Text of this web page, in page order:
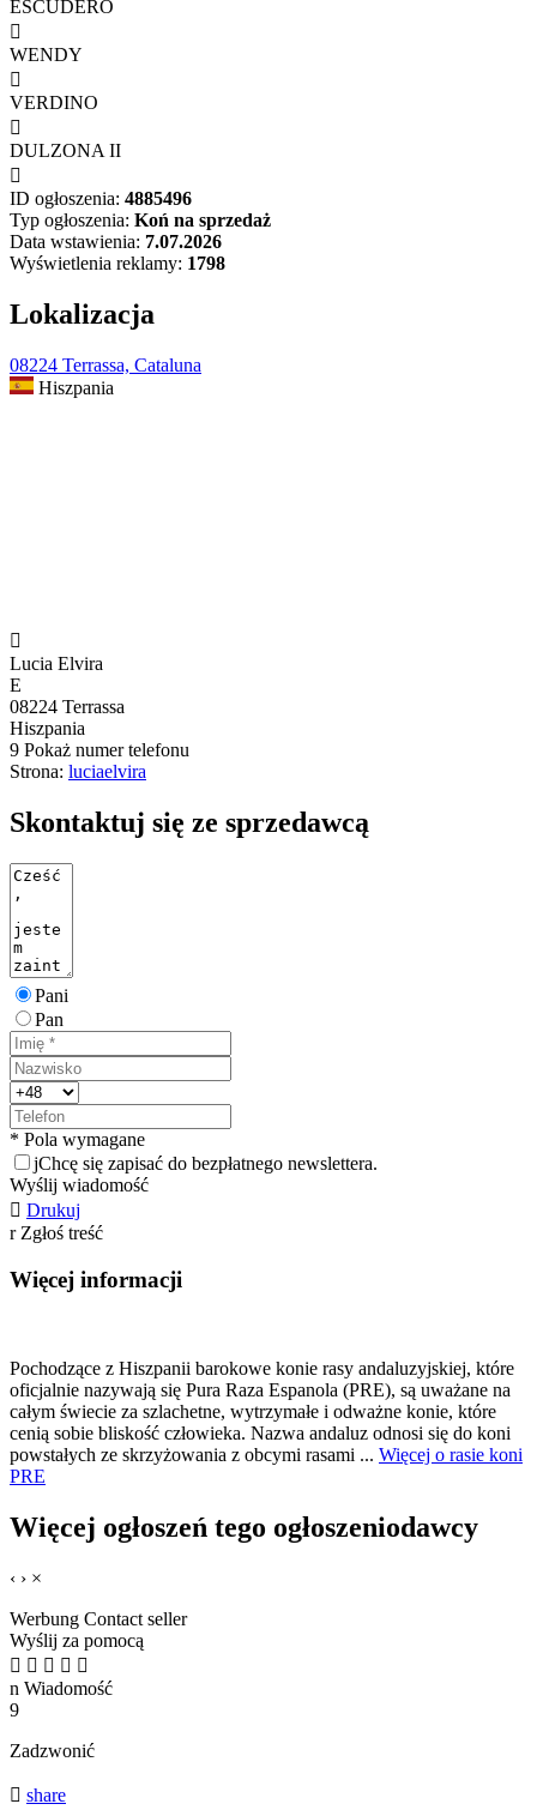
ESCUDERO

WENDY

VERDINO

DULZONA II

ID ogłoszenia: 4885496
Typ ogłoszenia: Koń na sprzedaż
Data wstawienia: 7.07.2026
Wyświetlenia reklamy: 1798
Lokalizacja
08224 Terrassa, Cataluna
Hiszpania

Lucia Elvira
E
08224 Terrassa
Hiszpania
9 Pokaż numer telefonu
Strona: luciaelvira
Skontaktuj się ze sprzedawcą
Pani
Pan
* Pola wymagane
jChcę się zapisać do bezpłatnego newslettera.
Wyślij wiadomość
 Drukuj
r Zgłoś treść
Więcej informacji
Pochodzące z Hiszpanii barokowe konie rasy andaluzyjskiej, które
oficjalnie nazywają się Pura Raza Espanola (PRE), są uważane na
całym świecie za szlachetne, wytrzymałe i odważne konie, które
cenią sobie bliskość człowieka. Nazwa andaluz odnosi się do koni
powstałych ze skrzyżowania z obcymi rasami ... Więcej o rasie koni
PRE
Więcej ogłoszeń tego ogłoszeniodawcy
‹ › ×
Werbung Contact seller
Wyślij za pomocą
    
n Wiadomość
9
Zadzwonić
 share